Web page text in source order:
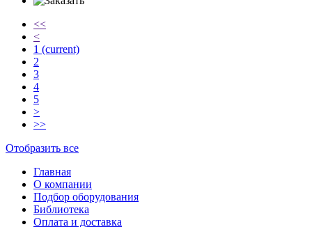
<<
<
1 (current)
2
3
4
5
>
>>
Отобразить все
Главная
О компании
Подбор оборудования
Библиотека
Оплата и доставка